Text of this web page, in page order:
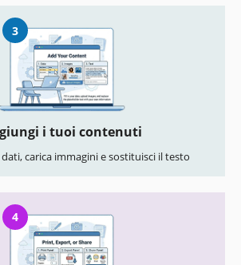
3
i tuoi contenuti
carica immagini e sostituisci il testo
4